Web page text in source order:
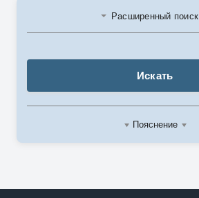
Расширенный поиск
Искать
Пояснение